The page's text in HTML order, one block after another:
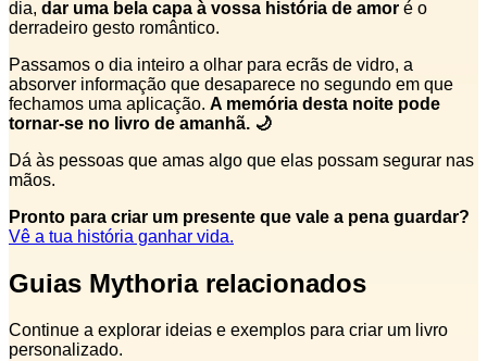
dia, dar uma bela capa à vossa história de amor é o
derradeiro gesto romântico.
Passamos o dia inteiro a olhar para ecrãs de vidro, a
absorver informação que desaparece no segundo em que
fechamos uma aplicação. A memória desta noite pode
tornar-se no livro de amanhã. 🌙
Dá às pessoas que amas algo que elas possam segurar nas
mãos.
Pronto para criar um presente que vale a pena guardar?
Vê a tua história ganhar vida.
Guias Mythoria relacionados
Continue a explorar ideias e exemplos para criar um livro
personalizado.